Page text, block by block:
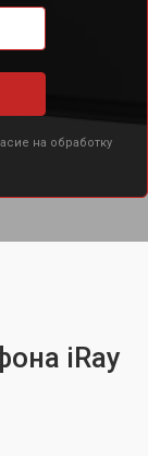
на обработку
iRay